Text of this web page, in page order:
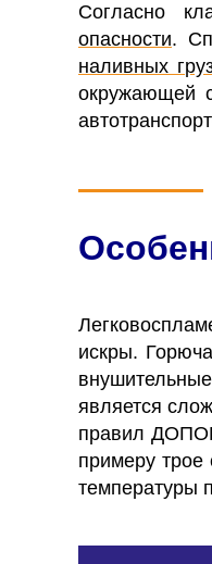
Согласно
опасности.
наливных
окружающей
искры.
является
правил
примеру трое
температуры